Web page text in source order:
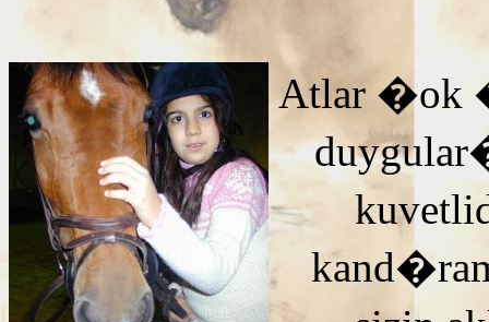
Atlar �ok